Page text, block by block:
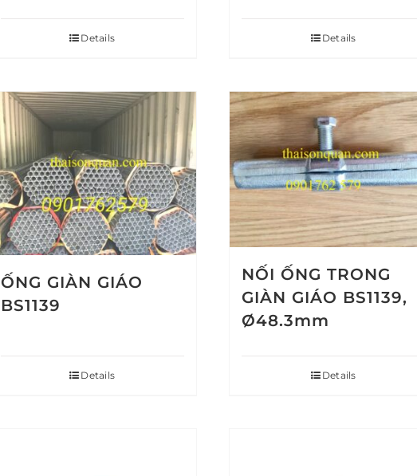
Details Details
ỐNG GIÀN GIÁO
BS1139
Details
NỐI ỐNG TRONG
GIÀN GIÁO BS1139,
Ø48.3mm
Details